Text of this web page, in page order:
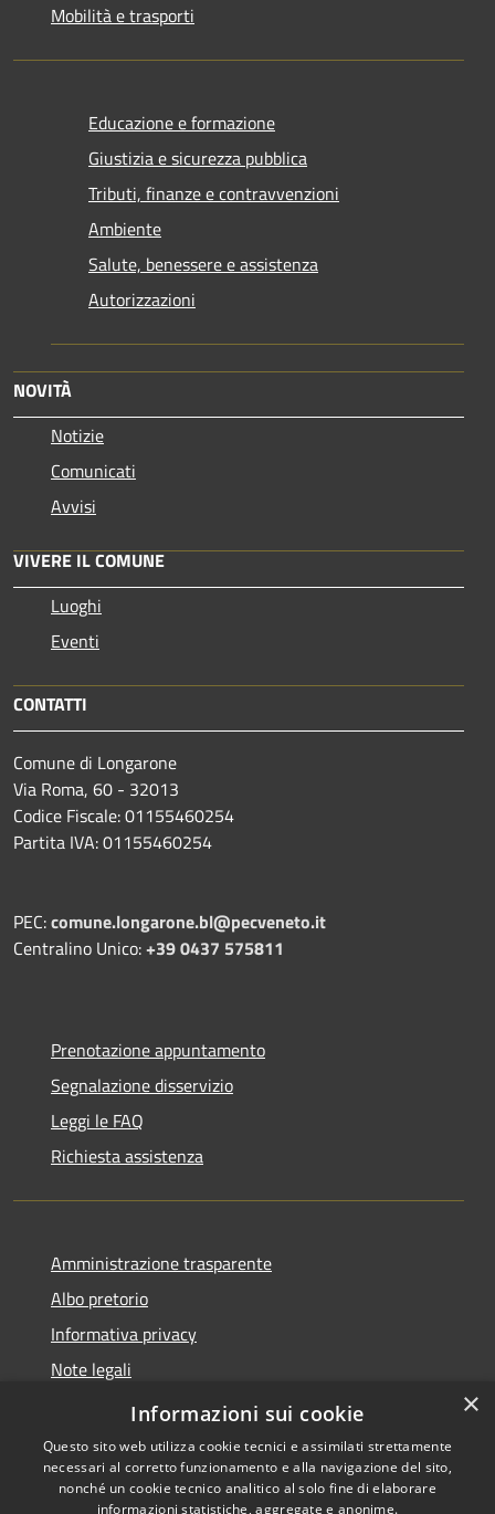
Mobilità e trasporti
Educazione e formazione
Giustizia e sicurezza pubblica
Tributi, finanze e contravvenzioni
Ambiente
Salute, benessere e assistenza
Autorizzazioni
NOVITÀ
Notizie
Comunicati
Avvisi
VIVERE IL COMUNE
Luoghi
Eventi
CONTATTI
Comune di Longarone
Via Roma, 60 - 32013
Codice Fiscale: 01155460254
Partita IVA: 01155460254
PEC:comune.longarone.bl@pecveneto.it
Centralino Unico:+39 0437 575811
Prenotazione appuntamento
Segnalazione disservizio
Leggi le FAQ
Richiesta assistenza
Amministrazione trasparente
Albo pretorio
Informativa privacy
Note legali
Dichiarazione di accessibilità
×
Informazioni sui cookie
Questo sito web utilizza cookie tecnici e assimilati strettamente
necessari al corretto funzionamento e alla navigazione del sito,
nonché un cookie tecnico analitico al solo fine di elaborare
informazioni statistiche, aggregate e anonime.